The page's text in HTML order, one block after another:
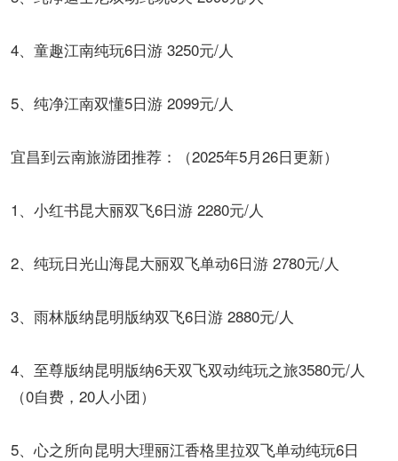
4、童趣江南纯玩6日游 3250元/人
5、纯净江南双懂5日游 2099元/人
宜昌到云南旅游团推荐：（2025年5月26日更新）
1、小红书昆大丽双飞6日游 2280元/人
2、纯玩日光山海昆大丽双飞单动6日游 2780元/人
3、雨林版纳昆明版纳双飞6日游 2880元/人
4、至尊版纳昆明版纳6天双飞双动纯玩之旅3580元/人
（0自费，20人小团）
5、心之所向昆明大理丽江香格里拉双飞单动纯玩6日